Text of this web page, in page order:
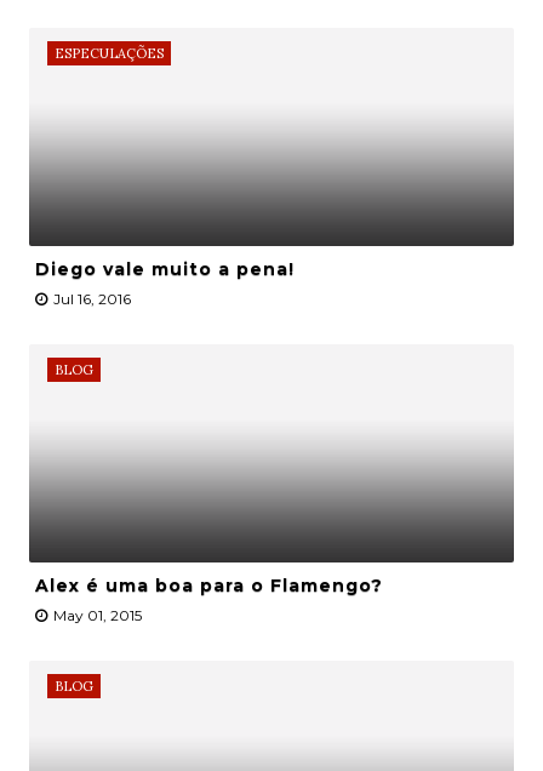
ESPECULAÇÕES
Diego vale muito a pena!
Jul 16, 2016
BLOG
Alex é uma boa para o Flamengo?
May 01, 2015
BLOG